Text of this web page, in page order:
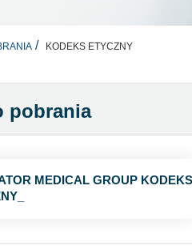
KODEKS ETYCZNY
pobrania
MEDICAL GROUP KODEKS